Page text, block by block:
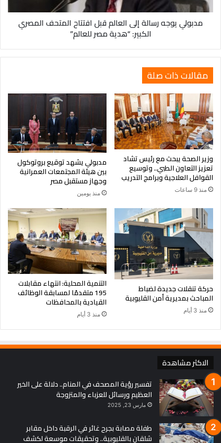
المصري
الكبير:مدبولي يوجه رسالة إلى العالم قبل افتتاح المتحف المصري
الكبير: “هدية مصر للعالم”
مقالات ذات صلة
وزير الصحة يبحث مع رئيس تشاد
تعزيز التعاون الطبي.. وتوسيع
القوافل العلاجية وبرامج التدريب
منذ 9 ساعات
مدبولي يشهد توقيع بروتوكول
بين هيئة المجتمعات العمرانية
وجهاز مستقبل مصر
منذ يومين
حركة تنقلات جديدة لضباط
المباحث بمديرية أمن القليوبية
منذ 3 أيام
التنمية المحلية: انتهاء مقابلات
195 متقدمًا لمسابقة الوظائف
القيادية بالمحافظات
منذ 3 أيام
الاكثر مشاهدة
تفسير رؤية المصحف في المنام.. دلالة على الخير
العظيم ورسائل للعزباء والمتزوجة
مارس 23, 2025
طفلة مصابة بجرح غائر في الرقبة داخل مقابر
شلقان بالقليوبية.. وتحقيقات موسعة لكشف